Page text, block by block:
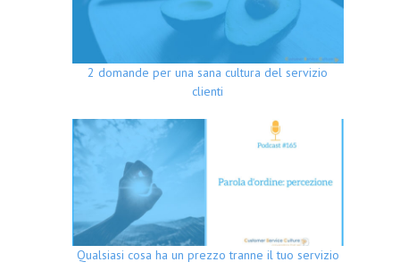
2 domande per una sana cultura del servizio
clienti
Qualsiasi cosa ha un prezzo tranne il tuo servizio